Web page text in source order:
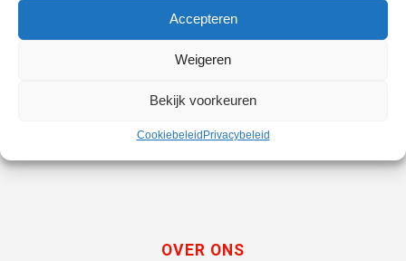
Accepteren
Weigeren
Bekijk voorkeuren
CookiebeleidPrivacybeleid
FILIALEN
Fietsenwinkel Leiden Centrum
Scooterwinkel Leiden Noord
OVER ONS